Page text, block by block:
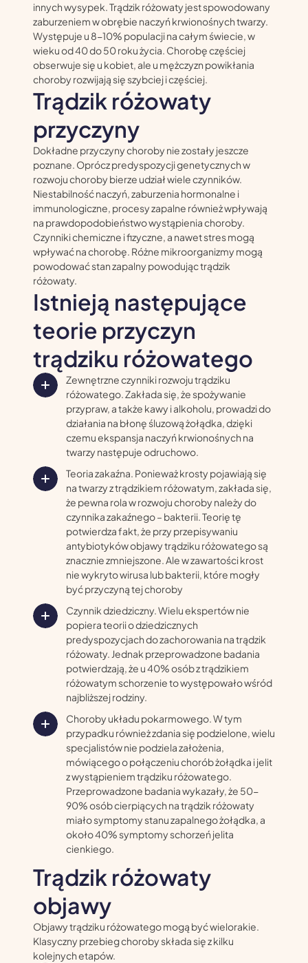
innych wysypek. Trądzik różowaty jest spowodowany
zaburzeniem w obrębie naczyń krwionośnych twarzy.
Występuje u 8-10% populacji na całym świecie, w
wieku od 40 do 50 roku życia. Chorobę częściej
obserwuje się u kobiet, ale u mężczyzn powikłania
choroby rozwijają się szybciej i częściej.
Trądzik różowaty
przyczyny
Dokładne przyczyny choroby nie zostały jeszcze
poznane. Oprócz predyspozycji genetycznych w
rozwoju choroby bierze udział wiele czynników.
Niestabilność naczyń, zaburzenia hormonalne i
immunologiczne, procesy zapalne również wpływają
na prawdopodobieństwo wystąpienia choroby.
Czynniki chemiczne i fizyczne, a nawet stres mogą
wpływać na chorobę. Różne mikroorganizmy mogą
powodować stan zapalny powodując trądzik
różowaty.
Istnieją następujące
teorie przyczyn
trądziku różowatego
Zewnętrzne czynniki rozwoju trądziku
różowatego. Zakłada się, że spożywanie
przypraw, a także kawy i alkoholu, prowadzi do
działania na błonę śluzową żołądka, dzięki
czemu ekspansja naczyń krwionośnych na
twarzy następuje odruchowo.
Teoria zakaźna. Ponieważ krosty pojawiają się
na twarzy z trądzikiem różowatym, zakłada się,
że pewna rola w rozwoju choroby należy do
czynnika zakaźnego – bakterii. Teorię tę
potwierdza fakt, że przy przepisywaniu
antybiotyków objawy trądziku różowatego są
znacznie zmniejszone. Ale w zawartości krost
nie wykryto wirusa lub bakterii, które mogły
być przyczyną tej choroby
Czynnik dziedziczny. Wielu ekspertów nie
popiera teorii o dziedzicznych
predyspozycjach do zachorowania na trądzik
różowaty. Jednak przeprowadzone badania
potwierdzają, że u 40% osób z trądzikiem
różowatym schorzenie to występowało wśród
najbliższej rodziny.
Choroby układu pokarmowego. W tym
przypadku również zdania się podzielone, wielu
specjalistów nie podziela założenia,
mówiącego o połączeniu chorób żołądka i jelit
z wystąpieniem trądziku różowatego.
Przeprowadzone badania wykazały, że 50-
90% osób cierpiących na trądzik różowaty
miało symptomy stanu zapalnego żołądka, a
około 40% symptomy schorzeń jelita
cienkiego.
Trądzik różowaty
objawy
Objawy trądziku różowatego mogą być wielorakie.
Klasyczny przebieg choroby składa się z kilku
kolejnych etapów.